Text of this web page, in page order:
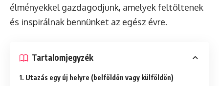
élményekkel gazdagodjunk, amelyek feltöltenek
és inspirálnak bennünket az egész évre.
Tartalomjegyzék
1. Utazás egy új helyre (belföldön vagy külföldön)